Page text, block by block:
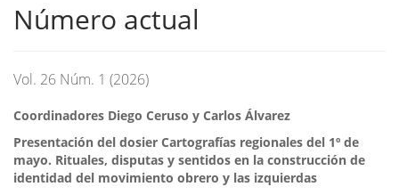
Número actual
Vol. 26 Núm. 1 (2026)
Coordinadores Diego Ceruso y Carlos Álvarez
Presentación del dosier Cartografías regionales del 1º de
mayo. Rituales, disputas y sentidos en la construcción de
identidad del movimiento obrero y las izquierdas